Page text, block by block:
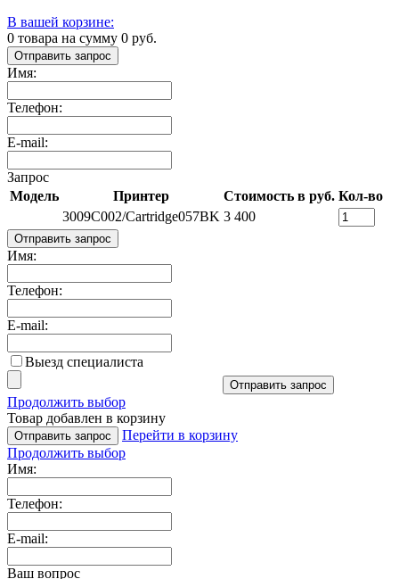
В вашей корзине:
0 товара на сумму 0 руб.
Отправить запрос
Имя:
Телефон:
E-mail:
Запрос
Модель
Принтер Стоимость в руб. Кол-во
3009C002/Cartridge057BK 3 400
Отправить запрос
Имя:
Телефон:
E-mail:
Выезд специалиста
Отправить запрос
Продолжить выбор
Товар добавлен в корзину
Отправить запрос
Перейти в корзину
Продолжить выбор
Имя:
Телефон:
E-mail:
Ваш вопрос